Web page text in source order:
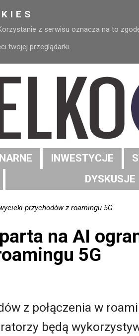
z serwisu oznacza na to
twojej przeglądarki.
INWESTYCJE
DYSKUSJE
przychodów z roamingu 5G
na AI
5G
z połączenia w
będą